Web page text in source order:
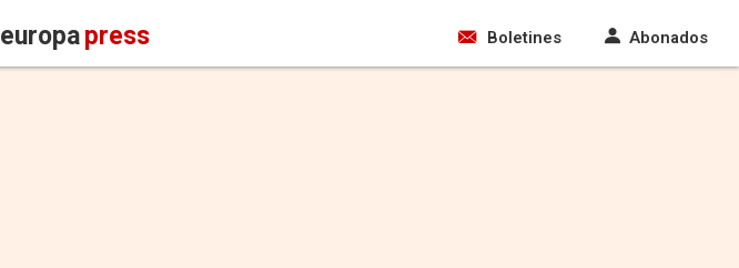
europapress Boletines Abonados